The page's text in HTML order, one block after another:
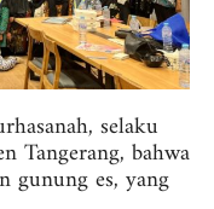
selaku
Tangerang, bahwa
gunung es, yang